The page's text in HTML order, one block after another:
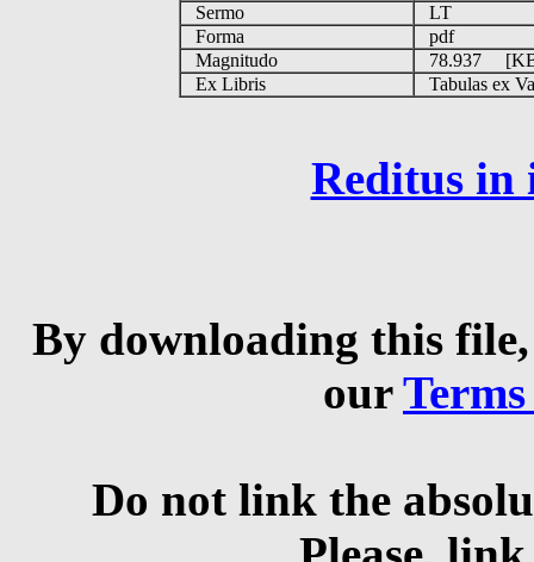
Sermo
LT
Forma
pdf
Magnitudo
78.937
Ex Libris
Tabulas ex
Reditus in
By downloading this
our
Do not link the